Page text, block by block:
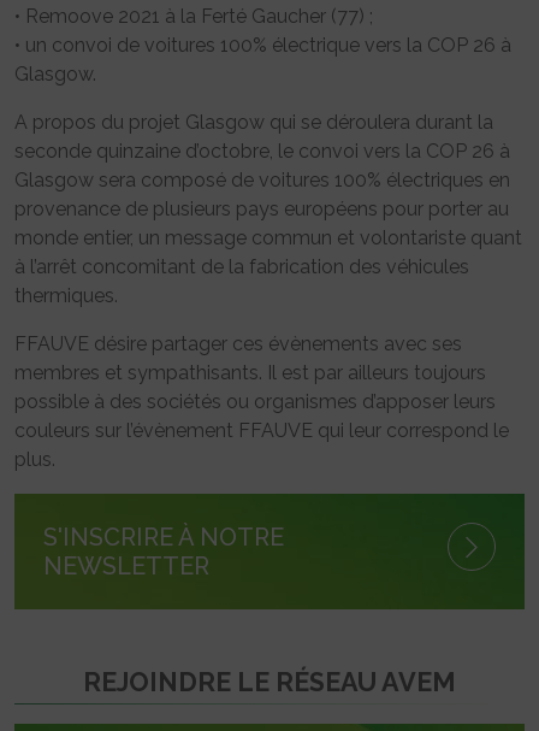
• Remoove 2021 à la Ferté Gaucher (77) ;
• un convoi de voitures 100% électrique vers la COP 26 à
Glasgow.
A propos du projet Glasgow qui se déroulera durant la
seconde quinzaine d’octobre, le convoi vers la COP 26 à
Glasgow sera composé de voitures 100% électriques en
provenance de plusieurs pays européens pour porter au
monde entier, un message commun et volontariste quant
à l’arrêt concomitant de la fabrication des véhicules
thermiques.
FFAUVE désire partager ces évènements avec ses
membres et sympathisants. Il est par ailleurs toujours
possible à des sociétés ou organismes d’apposer leurs
couleurs sur l’évènement FFAUVE qui leur correspond le
plus.
S'INSCRIRE À NOTRE
NEWSLETTER
REJOINDRE LE RÉSEAU AVEM